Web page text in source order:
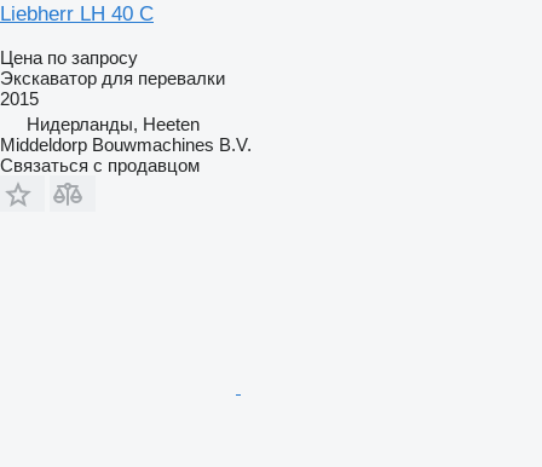
Liebherr LH 40 C
Цена по запросу
Экскаватор для перевалки
2015
Нидерланды, Heeten
Middeldorp Bouwmachines B.V.
Связаться с продавцом